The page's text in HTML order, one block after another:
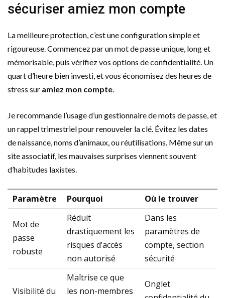
sécuriser amiez mon compte
La meilleure protection, c’est une configuration simple et
rigoureuse. Commencez par un mot de passe unique, long et
mémorisable, puis vérifiez vos options de confidentialité. Un
quart d’heure bien investi, et vous économisez des heures de
stress sur amiez mon compte.
Je recommande l’usage d’un gestionnaire de mots de passe, et
un rappel trimestriel pour renouveler la clé. Évitez les dates
de naissance, noms d’animaux, ou réutilisations. Même sur un
site associatif, les mauvaises surprises viennent souvent
d’habitudes laxistes.
Paramètre Pourquoi Où le trouver
Mot de
passe
robuste
Réduit
drastiquement les
risques d’accès
non autorisé
Dans les
paramètres de
compte, section
sécurité
Visibilité du
Maîtrise ce que
les non-membres
Onglet